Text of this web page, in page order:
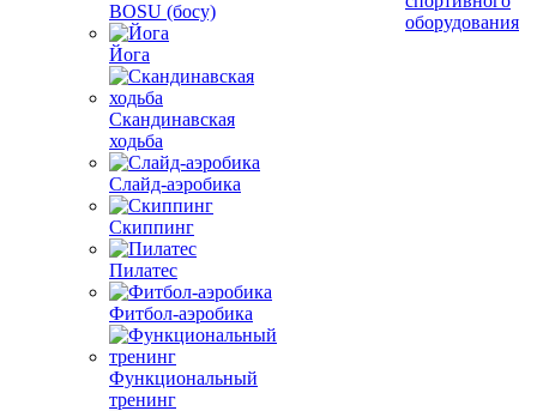
BOSU (босу)
Йога
Скандинавская
ходьба
Слайд-аэробика
Скиппинг
Пилатес
Фитбол-аэробика
Функциональный
тренинг
оборудования